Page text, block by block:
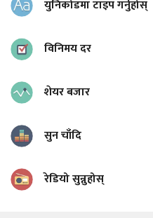
युनिकोडमा टाइप गर्नुहोस्
विनिमय दर
शेयर बजार
सुन चाँदि
रेडियो सुन्नुहोस्